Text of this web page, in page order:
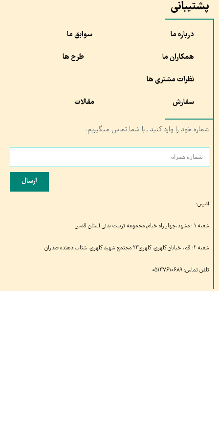
پشتیبانی
درباره ما سوابق ما
همکاران ما طرح ها
نظرات مشتری ها
سفارش مقالات
شماره خود را وارد کنید , با شما تماس میگیریم.
ارسال
آدرس:
شعبه ۱ : مشهد،چهار راه خیام, مجموعه تربیت بدنی آستان قدس
شعبه ۲: قم، خیابان کلهری، کلهری۲۳ مجتمع شهید کلهری، شتاب دهنده صدران
تلفن تماس: ۰۵۱۳۷۶۱۰۶۸۹